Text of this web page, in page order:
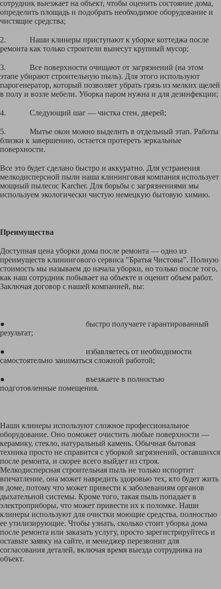
сотрудник выезжает на объект, чтобы оценить состояние дома,
определить площадь и подобрать необходимое оборудование и
чистящие средства;
2. Наши клинеры приступают к уборке коттеджа после
ремонта как только строители вынесут крупный мусор;
3. Все поверхности очищают от загрязнений (на этом
этапе убирают строительную пыль). Для этого используют
парогенератор, который позволяет убрать грязь из мелких щелей
в полу и возле мебели. Уборка паром нужна и для дезинфекции;
4. Следующий шаг — чистка стен, дверей;
5. Мытье окон можно выделить в отдельный этап. Работы
близки к завершению, остается протереть зеркальные
поверхности.
Все это будет сделано быстро и аккуратно. Для устранения
мелкодисперсной пыли наша клининговая компания использует
мощный пылесос Karcher. Для борьбы с загрязнениями мы
используем экологически чистую немецкую бытовую химию.
Преимущества
Доступная цена уборки дома после ремонта — одно из
преимуществ клинингового сервиса "Братья Чистовы". Полную
стоимость мы называем до начала уборки, но только после того,
как наш сотрудник побывает на объекте и оценит объем работ.
Заключая договор с нашей компанией, вы:
● быстро получаете гарантированный
результат;
● избавляетесь от необходимости
самостоятельно заниматься сложной работой;
● въезжаете в полностью
подготовленные помещения.
Наши клинеры используют сложное профессиональное
оборудование. Оно поможет очистить любые поверхности —
керамику, стекло, натуральный камень. Обычная бытовая
техника просто не справится с уборкой загрязнений, оставшихся
после ремонта, и скорее всего выйдет из строя.
Мелкодисперсная строительная пыль не только испортит
впечатление, она может навредить здоровью тех, кто будет жить
в доме, потому что может привести к заболеваниям органов
дыхательной системы. Кроме того, такая пыль попадает в
электроприборы, что может привести их к поломке. Наши
клинеры используют для очистки моющие средства, полностью
ее утилизирующие. Чтобы узнать, сколько стоит уборка дома
после ремонта или заказать услугу, просто зарегистрируйтесь и
оставьте заявку на сайте, и менеджер перезвонит для
согласования деталей, включая время выезда сотрудника на
объект.